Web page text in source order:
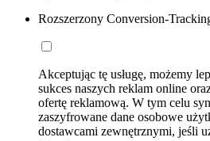
Rozszerzony Conversion-
Akceptując tę usługę, możemy
sukces naszych reklam online
ofertę reklamową. W tym celu
zaszyfrowane dane osobowe
dostawcami zewnętrznymi, jeśli